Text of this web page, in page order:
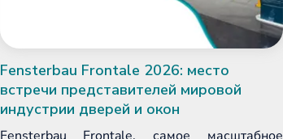
Fensterbau Frontale 2026: место
встречи представителей мировой
индустрии дверей и окон